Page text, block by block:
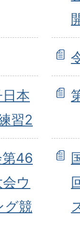
本
習2
46
ウ
グ競